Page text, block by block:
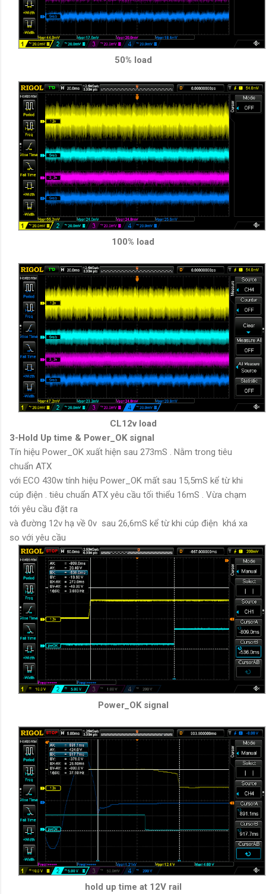
50% load
100% load
CL12v load
3-Hold Up time & Power_OK signal
Tín hiệu Power_OK xuất hiện sau 273mS . Nằm trong tiêu
chuẩn ATX
với ECO 430w tính hiệu Power_OK mất sau 15,5mS kể từ khi
cúp điện . tiêu chuẩn ATX yêu cầu tối thiểu 16mS . Vừa chạm
tới yêu cầu đặt ra
và đường 12v hạ về 0v sau 26,6mS kể từ khi cúp điện khá xa
so với yêu cầu
Power_OK signal
hold up time at 12V rail